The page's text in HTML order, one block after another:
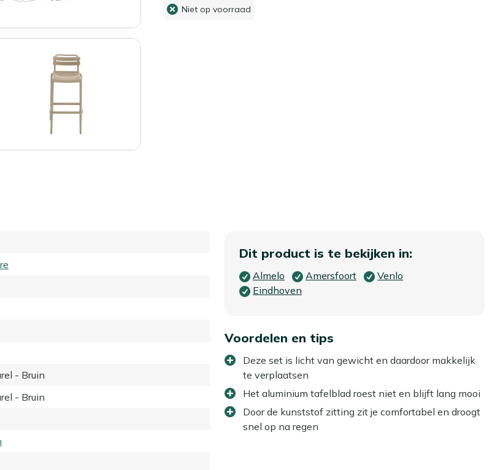
Niet op voorraad
- Bruin
- Bruin
Dit product is te bekijken in:
Almelo Amersfoort
Venlo
Eindhoven
Voordelen en tips
Deze set is licht van gewicht en daardoor makkelijk
te verplaatsen
Het aluminium tafelblad roest niet en blijft lang mooi
Door de kunststof zitting zit je comfortabel en droogt
snel op na regen